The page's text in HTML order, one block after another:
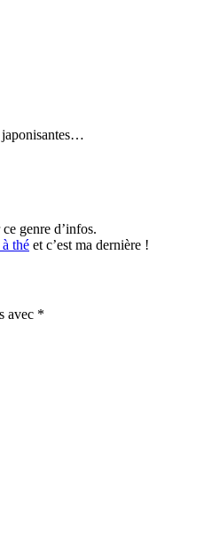
japonisantes…
genre d’infos.
thé et c’est ma dernière !
avec *